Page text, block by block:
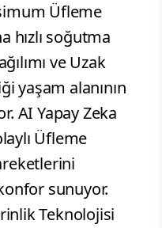
Üfleme
hızlı soğutma
ve Uzak
yaşam alanının
AI Yapay Zeka
Üfleme
sunuyor.
Teknolojisi